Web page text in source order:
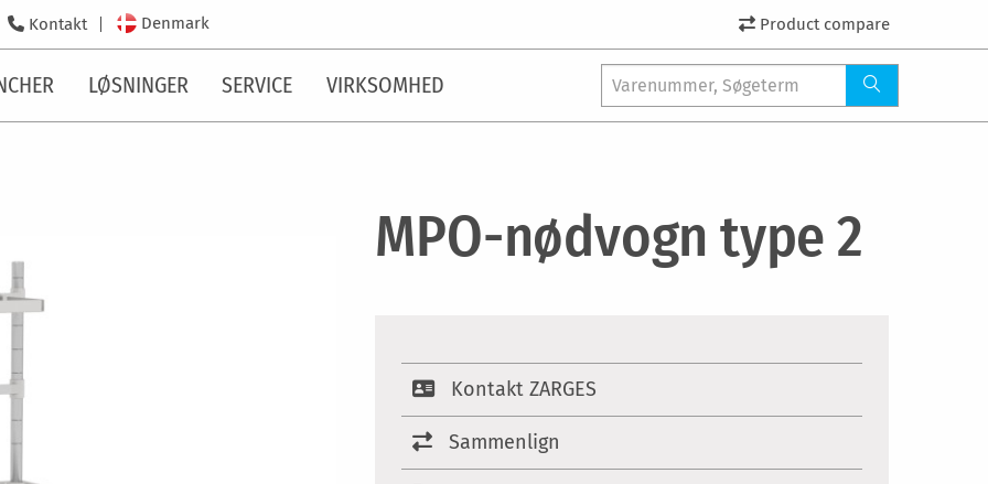
Kontakt Denmark Product compare
LØSNINGER SERVICE VIRKSOMHED
MPO-nødvogn type 2
Kontakt ZARGES
Sammenlign